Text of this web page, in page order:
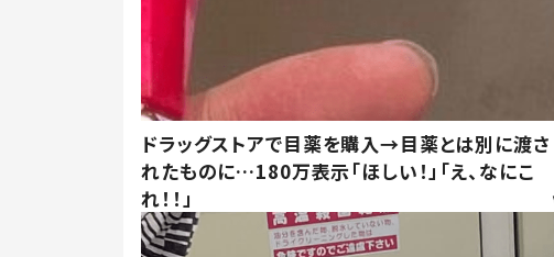
ドラッグストアで目薬を購入→目薬とは別に渡さ
れたものに…180万表示「ほしい！」「え、なにこ
れ！！」